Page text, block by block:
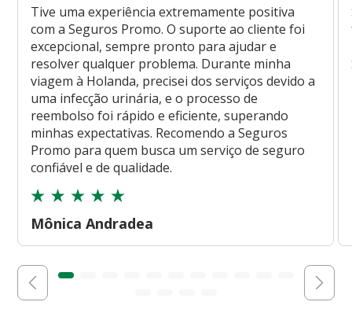
Tive uma experiência extremamente positiva
com a Seguros Promo. O suporte ao cliente foi
excepcional, sempre pronto para ajudar e
resolver qualquer problema. Durante minha
viagem à Holanda, precisei dos serviços devido a
uma infecção urinária, e o processo de
reembolso foi rápido e eficiente, superando
minhas expectativas. Recomendo a Seguros
Promo para quem busca um serviço de seguro
confiável e de qualidade.
Mônica Andradea